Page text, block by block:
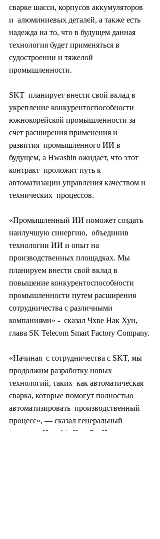
сварке шасси, корпусов аккумуляторов
и  алюминиевых деталей, а также есть
надежда на то, что в будущем данная
технология будет применяться в
судостроении и тяжелой
промышленности.
SKT  планирует внести свой вклад в
укрепление конкурентоспособности
южнокорейской промышленности за
счет расширения применения и
развития  промышленного ИИ в
будущем, а Hwashin ожидает, что этот
контракт  проложит путь к
автоматизации управления качеством и
технических  процессов.
«Промышленный ИИ поможет создать
наилучшую синергию,  объединив
технологии ИИ и опыт на
производственных площадках. Мы
планируем внести свой вклад в
повышение конкурентоспособности
промышленности путем расширения
сотрудничества с различными
компаниями» -  сказал Чхве Нак Хун,
глава SK Telecom Smart Factory Company.
«Начиная  с сотрудничества с SKT, мы
продолжим разработку новых
технологий, таких  как автоматическая
сварка, которые помогут полностью
автоматизировать  производственный
процесс», — сказал генеральный
директор Hwashin Чон Со  Чжин.